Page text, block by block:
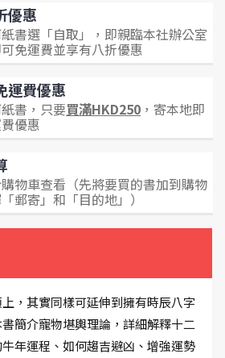
優惠
書選「自取」，即親臨本社辦公室
免運費並享有八折優惠
運費優惠
書，只要買滿HKD250 ，寄本地即
優惠
物車查看（先將要買的書加到購物
郵寄」和「目的地」）
，其實同樣可延伸到擁有時辰八字
簡介寵物堪輿理論，詳細解釋十二
年運程、如何趨吉避凶、增強運勢